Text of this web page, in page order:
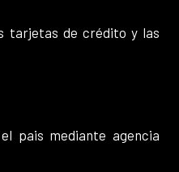
tarjetas de crédito y las
pais mediante agencia